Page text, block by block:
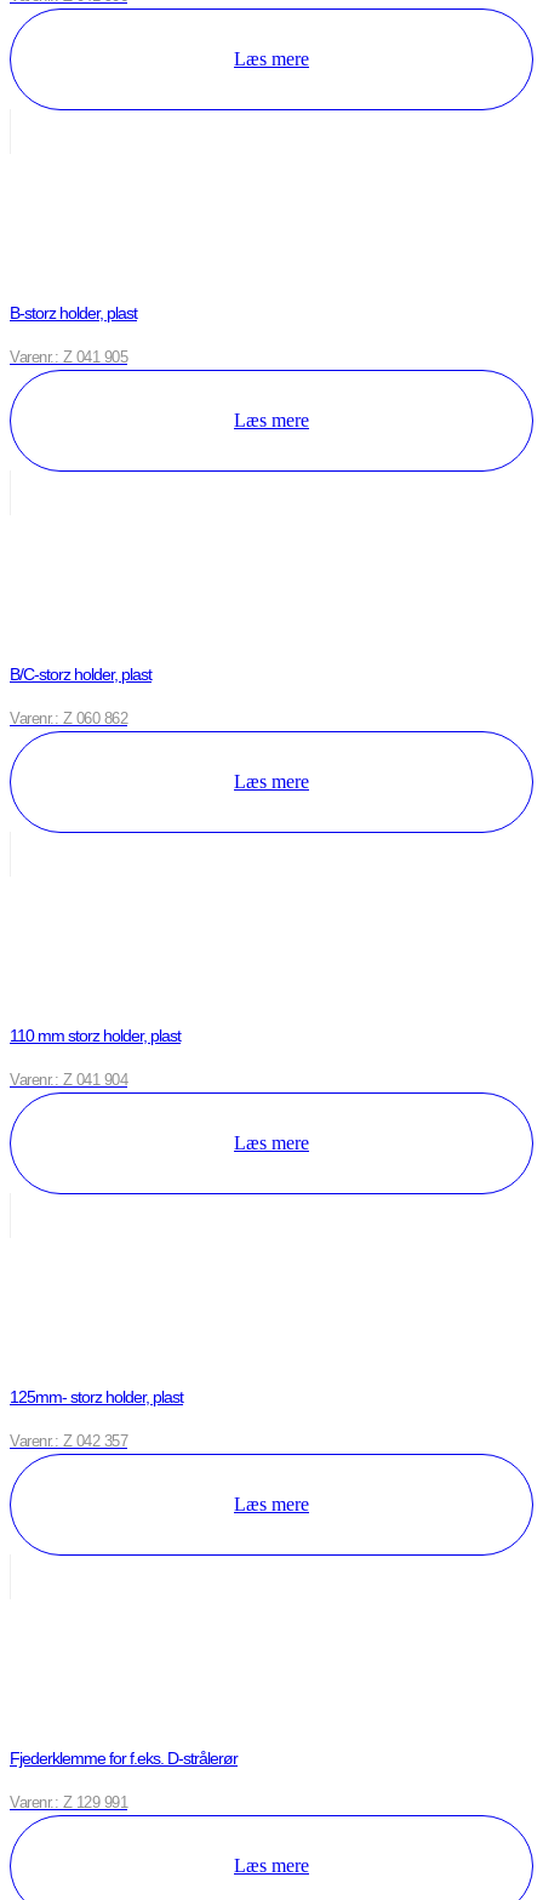
Læs mere
B-storz holder, plast
Varenr.: Z 041 905
Læs mere
B/C-storz holder, plast
Varenr.: Z 060 862
Læs mere
110 mm storz holder, plast
Varenr.: Z 041 904
Læs mere
125mm- storz holder, plast
Varenr.: Z 042 357
Læs mere
Fjederklemme for f.eks. D-strålerør
Varenr.: Z 129 991
Læs mere